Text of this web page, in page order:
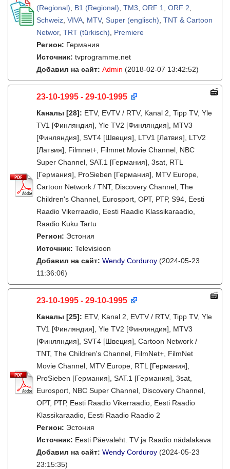
(Regional)
B1 (Regional) TM3 ORF 1 ORF 2
Schweiz VIVA MTV, Super (englisch) TNT & Cartoon
Networ, TRT (türkisch)
Premiere
Регион: Германия
Источник: tvprogramme.net
Добавил на сайт: Admin (2018-02-07 13:42:52)
23-10-1995 - 29-10-1995
Каналы [28]: ETV, EVTV / RTV, Kanal 2, Tipp TV, Yle
TV1 [Финляндия], Yle TV2 [Финляндия], MTV3
[Финляндия], SVT4 [Швеция], LTV1 [Латвия], LTV2
[Латвия], Filmnet+, Filmnet Movie Channel, NBC
Super Channel, SAT.1 [Германия], 3sat, RTL
[Германия], ProSieben [Германия], MTV Europe,
Cartoon Network / TNT, Discovery Channel, The
Children's Channel, Eurosport, ОРТ, РТР, S94, Eesti
Raadio Vikerraadio, Eesti Raadio Klassikaraadio,
Raadio Kuku Tartu
Регион: Эстония
Источник: Televisioon
Добавил на сайт: Wendy Corduroy (2024-05-23
11:36:06)
23-10-1995 - 29-10-1995
Каналы [25]: ETV, Kanal 2, EVTV / RTV, Tipp TV, Yle
TV1 [Финляндия], Yle TV2 [Финляндия], MTV3
[Финляндия], SVT4 [Швеция], Cartoon Network /
TNT, The Children's Channel, FilmNet+, FilmNet
Movie Channel, MTV Europe, RTL [Германия],
ProSieben [Германия], SAT.1 [Германия], 3sat,
Eurosport, NBC Super Channel, Discovery Channel,
ОРТ, РТР, Eesti Raadio Vikerraadio, Eesti Raadio
Klassikaraadio, Eesti Raadio Raadio 2
Регион: Эстония
Источник: Eesti Päevaleht. TV ja Raadio nädalakava
Добавил на сайт: Wendy Corduroy (2024-05-23
23:15:35)